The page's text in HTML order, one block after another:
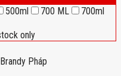
500ml 700 ML
700ml
only
Brandy Pháp